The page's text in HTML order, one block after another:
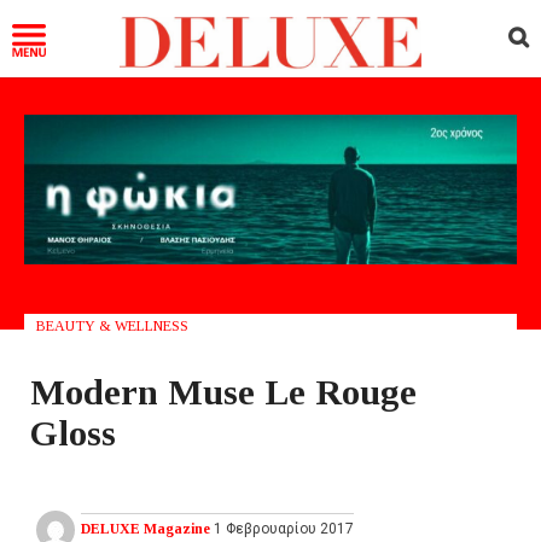
BEAUTY & WELLNESS
Modern Muse Le Rouge
Gloss
DELUXE Magazine 1 Φεβρουαρίου 2017